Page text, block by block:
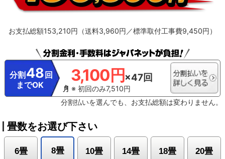
お支払総額153,210円（送料3,960円／標準取付工事費9,450円）
分割 48 回
までOK
3,100円×47回
※ 初回のみ7,510円
分割払いを選んでも、お支払総額は変わりません。
畳数をお選び下さい
6畳 8畳 10畳 14畳 18畳 20畳